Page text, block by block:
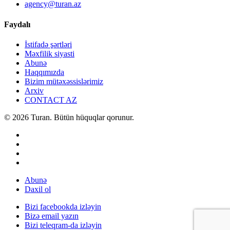
agency@turan.az
Faydalı
İstifadə şərtləri
Məxfilik siyasti
Abunə
Haqqımızda
Bizim mütəxəssislərimiz
Arxiv
CONTACT AZ
© 2026 Turan. Bütün hüquqlar qorunur.
Abunə
Daxil ol
Bizi facebookda izləyin
Bizə email yazın
Bizi teleqram-da izləyin